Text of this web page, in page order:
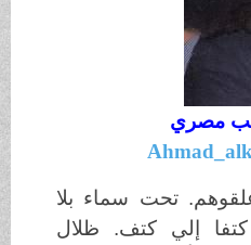
مصري
تحت سماء بلا
إلي كتف. ظلال